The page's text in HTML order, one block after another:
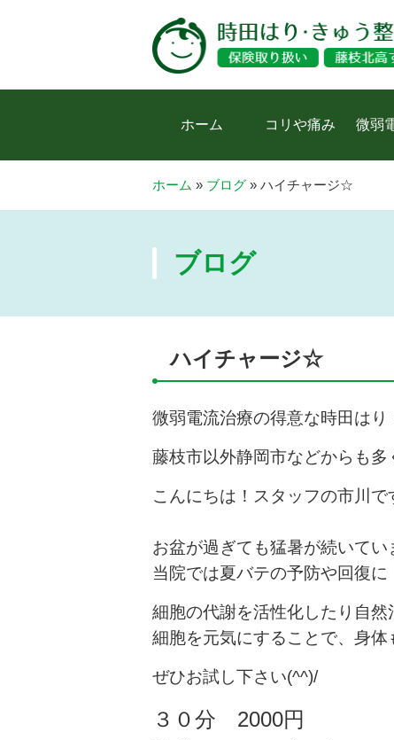
ホーム コリや痛み 微弱
ホーム » ブログ » ハイチャージ☆
ブログ
ハイチャージ☆
微弱電流治療の得意な時田はり
藤枝市以外静岡市などからも多
こんにちは！スタッフの市川で
お盆が過ぎても猛暑が続いてい
当院では夏バテの予防や回復に
細胞の代謝を活性化したり自然
細胞を元気にすることで、身体
ぜひお試し下さい(^^)/
３０分 2000円